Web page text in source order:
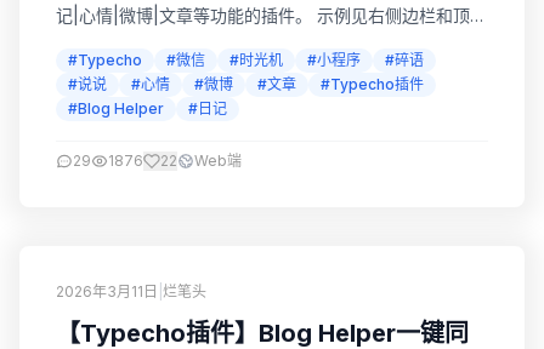
记|心情|微博|文章等功能的插件。 示例见右侧边栏和顶部
件】Blog Helper v1.0.0 完整文档 【Typecho插件】
Blog Helper v1.3.5 更新说明 Blog Helper 文...
#Typecho #微信 #时光机 #小程序
#碎语
#说说
#心情 #微博 #文章
#Typecho插件
#Blog Helper
#日记
29 1876 22 Web端
2026年3月11日 烂笔头
【Typecho插件】Blog Helper一键同